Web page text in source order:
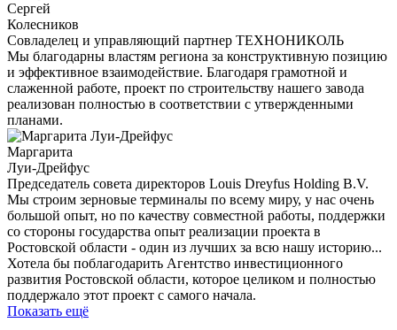
Сергей
Колесников
Cовладелец и управляющий партнер ТЕХНОНИКОЛЬ
Мы благодарны властям региона за конструктивную позицию
и эффективное взаимодействие. Благодаря грамотной и
слаженной работе, проект по строительству нашего завода
реализован полностью в соответствии с утвержденными
планами.
Маргарита
Луи-Дрейфус
Председатель cовета директоров Louis Dreyfus Holding B.V.
Мы строим зерновые терминалы по всему миру, у нас очень
большой опыт, но по качеству совместной работы, поддержки
со стороны государства опыт реализации проекта в
Ростовской области - один из лучших за всю нашу историю...
Хотела бы поблагодарить Агентство инвестиционного
развития Ростовской области, которое целиком и полностью
поддержало этот проект с самого начала.
Показать ещё